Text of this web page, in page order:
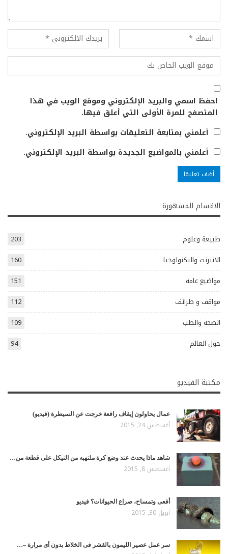
احفظ اسمي والبريد الإلكتروني وموقع الويب في هذا
المتصفح للمرة الأولى التي أعلق فيها.
أعلمني بمتابعة التعليقات بواسطة البريد الإلكتروني.
أعلمني بالمواضيع الجديدة بواسطة البريد الإلكتروني.
الاقسام المشهورة
طبيعة وعلوم
203
الانترنت والتكنولوجيا
160
مواضيع عامة
151
مواقف و طرائف
112
الصحة والطب
109
حول العالم
94
مكتبة الفيديو
عمال يحاولون إيقاف رافعة خرجت عن السيطرة (فيديو)
أغسطس 24, 2015
شاهد ماذا يحدث عند وضع كرة ملتهبه من النيكل على قطعة من…
أغسطس 8, 2015
أفعى وتمساح، صراع الحيوانات؟ فيديو
أبريل 30, 2015
سر عمل عصير الليمون بالقشر فى الخلاط بدون أى مرارة –…